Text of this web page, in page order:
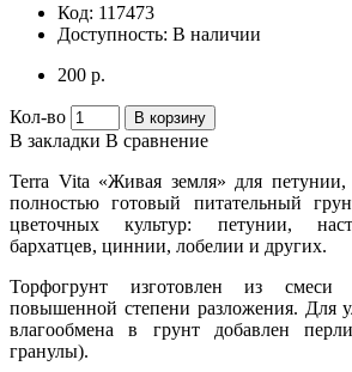
Код: 117473
Доступность: В наличии
200 р.
Кол-во В корзину
В закладки В сравнение
Terra Vita «Живая земля» для
полностью готовый питательный
цветочных культур: петунии,
бархатцев, циннии, лобелии и других.
Торфогрунт изготовлен из
повышенной степени разложения. Для
влагообмена в грунт добавлен
гранулы).